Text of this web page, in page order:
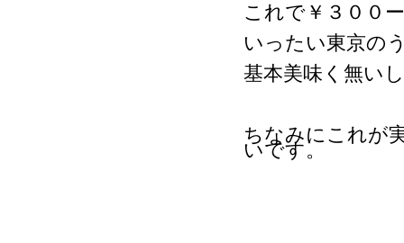
これで￥３００ー
いったい東京の
基本美味く無い
ちなみにこれが
いです。